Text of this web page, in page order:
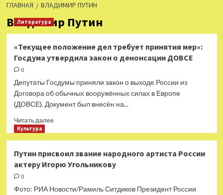
ГЛАВНАЯ ВЛАДИМИР ПУТИН
Владимир Путин
Литература
«Текущее положение дел требует принятия мер»:
Госдума утвердила закон о денонсации ДОВСЕ
0
Депутаты Госдумы приняли закон о выходе России из
Договора об обычных вооружённых силах в Европе
(ДОВСЕ). Документ был внесён на...
Читать далееПрочитать
положение
дел
принятия
Культура
Путин присвоил звание народного артиста России
актеру Игорю Угольникову
0
Фото: РИА Новости/Рамиль Ситдиков Президент России